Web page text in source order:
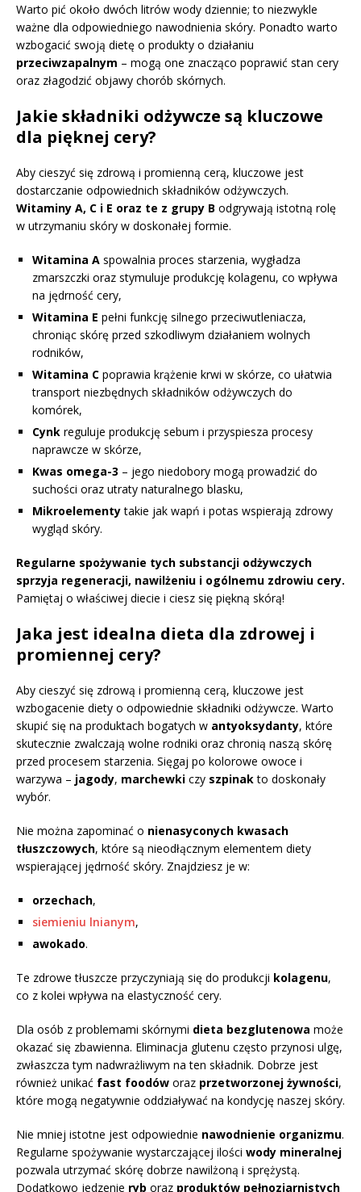
Warto pić około dwóch litrów wody dziennie; to niezwykle
ważne dla odpowiedniego nawodnienia skóry. Ponadto warto
wzbogacić swoją dietę o produkty o działaniu
przeciwzapalnym – mogą one znacząco poprawić stan cery
oraz złagodzić objawy chorób skórnych.
Jakie składniki odżywcze są kluczowe
dla pięknej cery?
Aby cieszyć się zdrową i promienną cerą, kluczowe jest
dostarczanie odpowiednich składników odżywczych.
Witaminy A, C i E oraz te z grupy B odgrywają istotną rolę
w utrzymaniu skóry w doskonałej formie.
Witamina A spowalnia proces starzenia, wygładza
zmarszczki oraz stymuluje produkcję kolagenu, co wpływa
na jędrność cery,
Witamina E pełni funkcję silnego przeciwutleniacza,
chroniąc skórę przed szkodliwym działaniem wolnych
rodników,
Witamina C poprawia krążenie krwi w skórze, co ułatwia
transport niezbędnych składników odżywczych do
komórek,
Cynk reguluje produkcję sebum i przyspiesza procesy
naprawcze w skórze,
Kwas omega-3 – jego niedobory mogą prowadzić do
suchości oraz utraty naturalnego blasku,
Mikroelementytakie jak wapń i potas wspierają zdrowy
wygląd skóry.
Regularne spożywanie tych substancji odżywczych
sprzyja regeneracji, nawilżeniu i ogólnemu zdrowiu cery.
Pamiętaj o właściwej diecie i ciesz się piękną skórą!
Jaka jest idealna dieta dla zdrowej i
promiennej cery?
Aby cieszyć się zdrową i promienną cerą, kluczowe jest
wzbogacenie diety o odpowiednie składniki odżywcze. Warto
skupić się na produktach bogatych w antyoksydanty, które
skutecznie zwalczają wolne rodniki oraz chronią naszą skórę
przed procesem starzenia. Sięgaj po kolorowe owoce i
warzywa – jagody, marchewki czy szpinakto doskonały
wybór.
Nie można zapominać o nienasyconych kwasach
tłuszczowych, które są nieodłącznym elementem diety
wspierającej jędrność skóry. Znajdziesz je w:
orzechach,
siemieniu lnianym,
awokado.
Te zdrowe tłuszcze przyczyniają się do produkcji kolagenu,
co z kolei wpływa na elastyczność cery.
Dla osób z problemami skórnymi dieta bezglutenowa może
okazać się zbawienna. Eliminacja glutenu często przynosi ulgę,
zwłaszcza tym nadwrażliwym na ten składnik. Dobrze jest
również unikać fast foodów oraz przetworzonej żywności,
które mogą negatywnie oddziaływać na kondycję naszej skóry.
Nie mniej istotne jest odpowiednie nawodnienie organizmu.
Regularne spożywanie wystarczającej ilości wody mineralnej
pozwala utrzymać skórę dobrze nawilżoną i sprężystą.
Dodatkowo jedzenie ryb oraz produktów pełnoziarnistych